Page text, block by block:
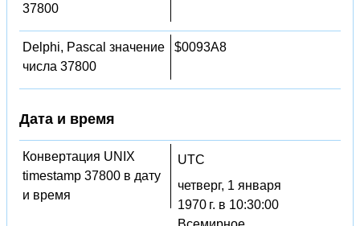
37800
Delphi, Pascal значение
числа 37800
$0093A8
Дата и время
Конвертация UNIX
timestamp 37800 в дату
и время
UTC
четверг, 1 января
1970 г. в 10:30:00